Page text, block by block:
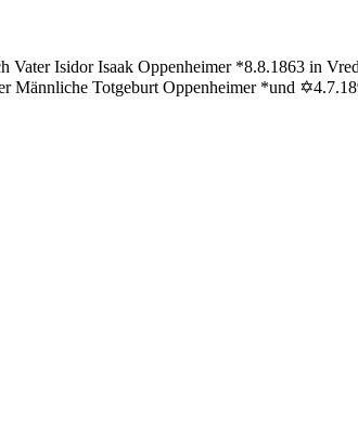
Vater Isidor Isaak Oppenheimer *8.8.1863 in
Männliche Totgeburt Oppenheimer *und